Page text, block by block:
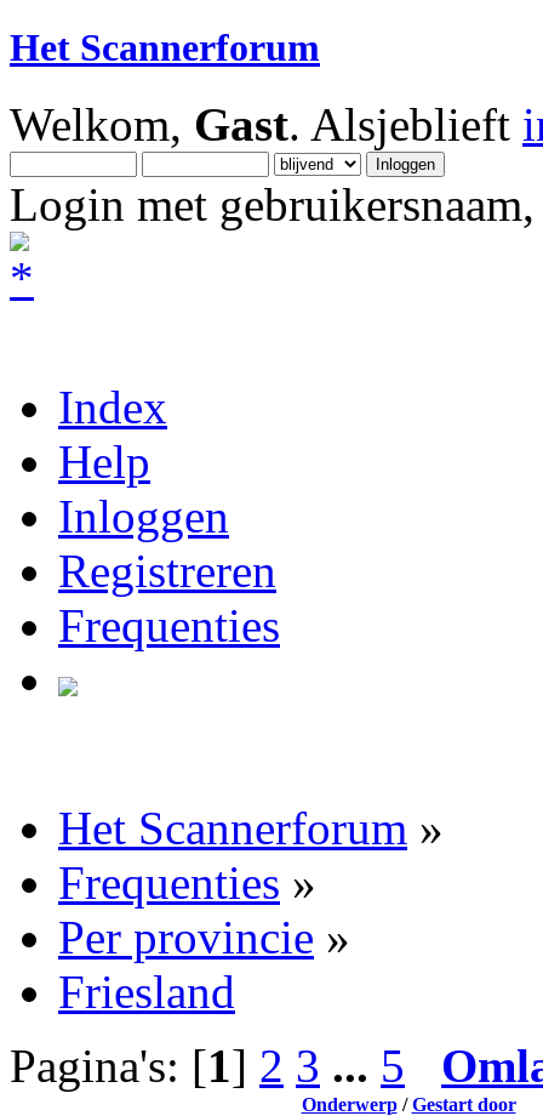
Het Scannerforum
Welkom, Gast. Alsjeblieft
Login met
Index
Help
Inloggen
Registreren
Frequenties
Het Scannerforum »
Frequenties »
Per provincie »
Friesland
Pagina's: [1] 2 3 ... 5
Onderwerp/Gestart door